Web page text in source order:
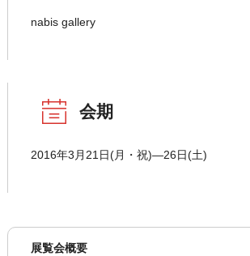
nabis gallery
会期
2016年3月21日(月・祝)―26日(土)
展覧会概要